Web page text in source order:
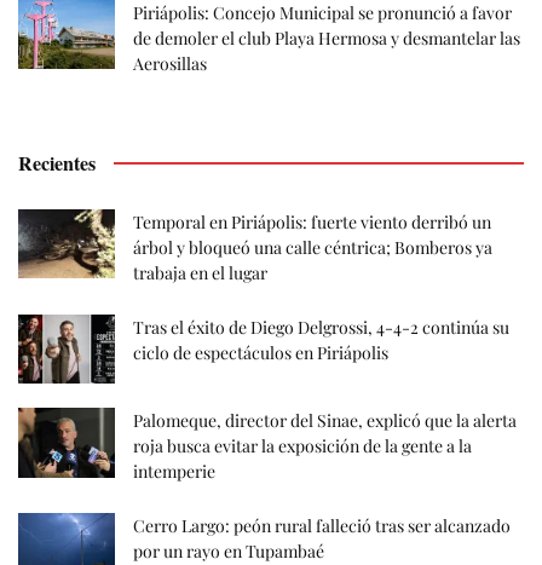
Piriápolis: Concejo Municipal se pronunció a favor
de demoler el club Playa Hermosa y desmantelar las
Aerosillas
Recientes
Temporal en Piriápolis: fuerte viento derribó un
árbol y bloqueó una calle céntrica; Bomberos ya
trabaja en el lugar
Tras el éxito de Diego Delgrossi, 4-4-2 continúa su
ciclo de espectáculos en Piriápolis
Palomeque, director del Sinae, explicó que la alerta
roja busca evitar la exposición de la gente a la
intemperie
Cerro Largo: peón rural falleció tras ser alcanzado
por un rayo en Tupambaé